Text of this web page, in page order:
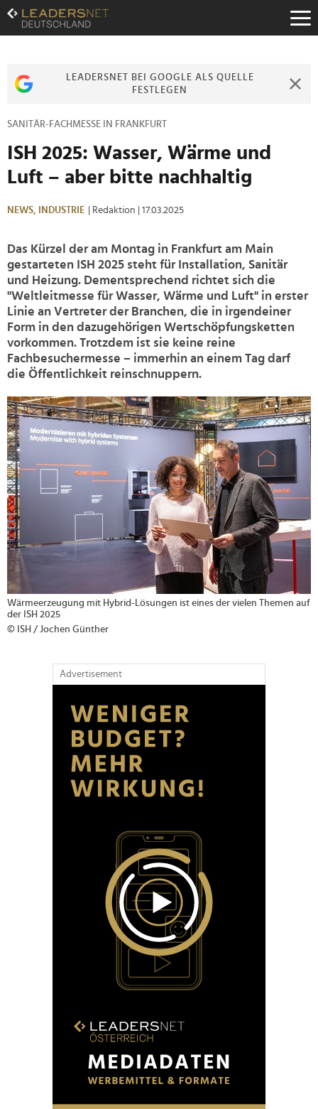
Zum
Inhalt
Zur
Zur
LEADERSNET BEI GOOGLE ALS QUELLE
FESTLEGEN
SANITÄR-FACHMESSE IN FRANKFURT
ISH 2025: Wasser, Wärme und
Luft – aber bitte nachhaltig
NEWS, INDUSTRIE | Redaktion | 17.03.2025
Das Kürzel der am Montag in Frankfurt am Main
gestarteten ISH 2025 steht für Installation, Sanitär
und Heizung. Dementsprechend richtet sich die
"Weltleitmesse für Wasser, Wärme und Luft" in erster
Linie an Vertreter der Branchen, die in irgendeiner
Form in den dazugehörigen Wertschöpfungsketten
vorkommen. Trotzdem ist sie keine reine
Fachbesuchermesse – immerhin an einem Tag darf
die Öffentlichkeit reinschnuppern.
>
Wärmeerzeugung mit Hybrid-Lösungen ist eines der vielen Themen auf
der ISH 2025
© ISH / Jochen Günther
Advertisement